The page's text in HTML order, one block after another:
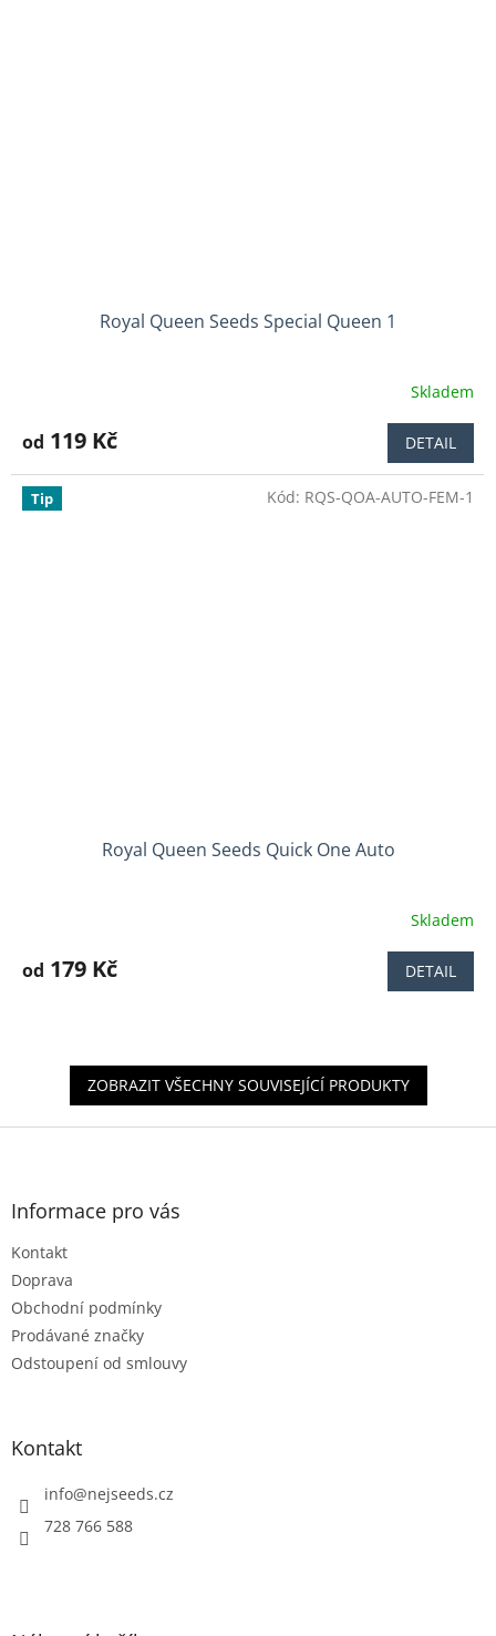
Royal Queen Seeds Special Queen 1
produktu
3,8
Skladem
od 119 Kč DETAIL
Tip
Royal Queen Seeds Quick One Auto
produktu
hvězdiček.
Skladem
od 179 Kč DETAIL
Kód: RQS-QOA-AUTO-FEM-1
ZOBRAZIT VŠECHNY SOUVISEJÍCÍ PRODUKTY
Z
Informace pro vás
Kontakt
Doprava
Obchodní podmínky
Prodávané značky
Odstoupení od smlouvy
Kontakt
info@nejseeds.cz
728 766 588